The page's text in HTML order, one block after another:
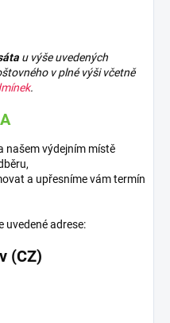
u výše uvedených
v plné výši včetně
.
našem výdejním místě
a upřesníme vám termín
uvedené adrese:
(CZ)